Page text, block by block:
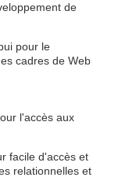
de
pour le
cadres de Web
l'accès aux
facile d'accès et
relationnelles et